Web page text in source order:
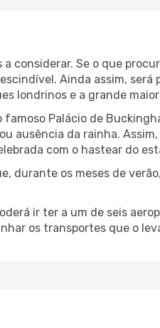
considerar. Se o que
Ainda assim,
londrinos e a grande
Palácio de
ausência da rainha.
com o hastear do
durante os meses de
ir ter a um de seis
os transportes que o